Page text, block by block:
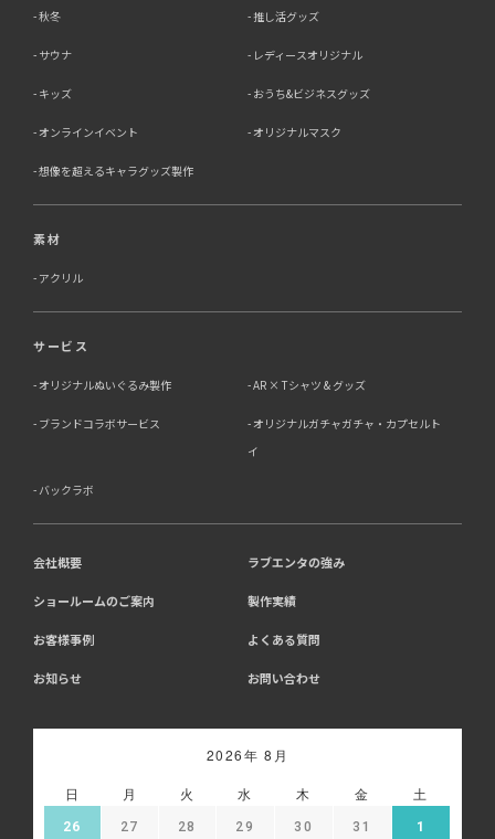
秋冬 推し活グッズ
サウナ レディースオリジナル
キッズ おうち&ビジネスグッズ
オンラインイベント オリジナルマスク
想像を超えるキャラグッズ製作
素材
アクリル
サービス
オリジナルぬいぐるみ製作 AR × Tシャツ & グッズ
ブランドコラボサービス
オリジナルガチャガチャ・カプセルト
イ
バックラボ
会社概要 ラブエンタの強み
ショールームのご案内 製作実績
お客様事例 よくある質問
お知らせ お問い合わせ
2026年 8月
日 月 火 水 木 金 土
26 27 28 29 30 31 1